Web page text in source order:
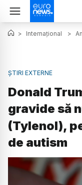
> Internațional >
ȘTIRI EXTERNE
Donald
gravide să
(Tylenol),
de autism